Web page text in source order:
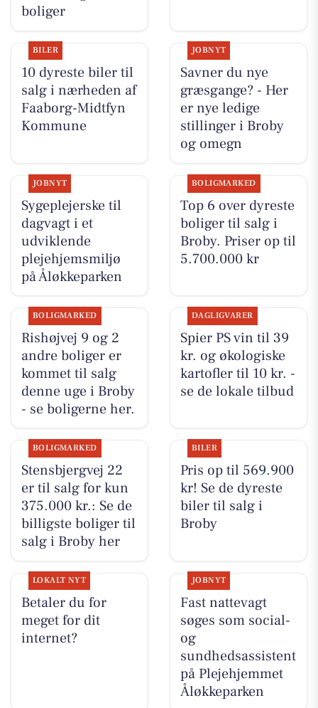
boliger
BILER
10 dyreste biler til
salg i nærheden af
Faaborg-Midtfyn
Kommune
JOBNYT
Savner du nye
græsgange? - Her
er nye ledige
stillinger i Broby
og omegn
JOBNYT
Sygeplejerske til
dagvagt i et
udviklende
plejehjemsmiljø
på Åløkkeparken
BOLIGMARKED
Top 6 over dyreste
boliger til salg i
Broby. Priser op til
5.700.000 kr
BOLIGMARKED
Rishøjvej 9 og 2
andre boliger er
kommet til salg
denne uge i Broby
- se boligerne her.
DAGLIGVARER
Spier PS vin til 39
kr. og økologiske
kartofler til 10 kr. -
se de lokale tilbud
BOLIGMARKED
Stensbjergvej 22
er til salg for kun
375.000 kr.: Se de
billigste boliger til
salg i Broby her
BILER
Pris op til 569.900
kr! Se de dyreste
biler til salg i
Broby
LOKALT NYT
Betaler du for
meget for dit
internet?
JOBNYT
Fast nattevagt
søges som social-
og
sundhedsassistent
på Plejehjemmet
Åløkkeparken